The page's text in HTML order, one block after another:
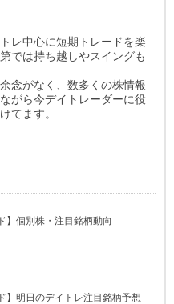
レ中心に短期トレードを楽
では持ち越しやスイングも
念がなく、数多くの株情報
がら今デイトレーダーに役
てます。
】個別株・注目銘柄動向
】明日のデイトレ注目銘柄予想